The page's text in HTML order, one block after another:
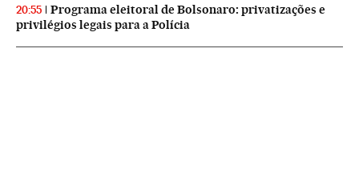
20:55
Programa eleitoral de Bolsonaro: privatizações e
privilégios legais para a Polícia